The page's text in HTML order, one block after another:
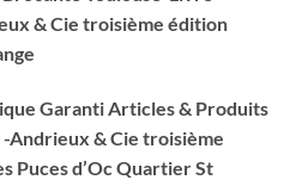
& Cie troisième édition
Garanti Articles & Produits
Andrieux & Cie troisième
Puces d’Oc Quartier St